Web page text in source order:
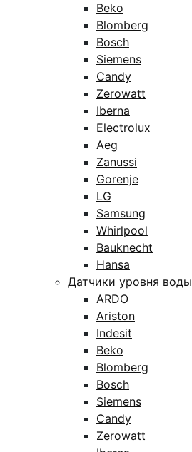
Beko
Blomberg
Bosch
Siemens
Candy
Zerowatt
Iberna
Electrolux
Aeg
Zanussi
Gorenje
LG
Samsung
Whirlpool
Bauknecht
Hansa
Датчики уровня воды
ARDO
Ariston
Indesit
Beko
Blomberg
Bosch
Siemens
Candy
Zerowatt